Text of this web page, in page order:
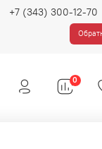
+7 (343) 300-12-70
0